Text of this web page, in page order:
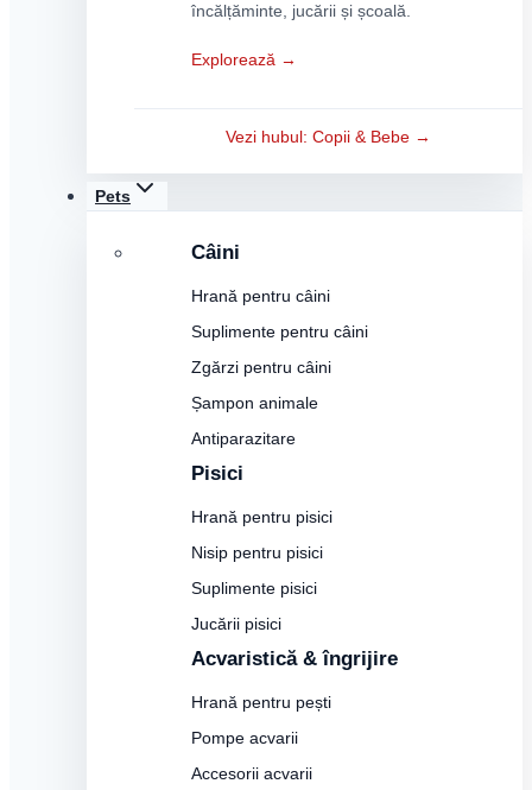
încălțăminte, jucării și școală.
Explorează →
Vezi hubul: Copii & Bebe →
Pets
Câini
Hrană pentru câini
Suplimente pentru câini
Zgărzi pentru câini
Șampon animale
Antiparazitare
Pisici
Hrană pentru pisici
Nisip pentru pisici
Suplimente pisici
Jucării pisici
Acvaristică & îngrijire
Hrană pentru pești
Pompe acvarii
Accesorii acvarii